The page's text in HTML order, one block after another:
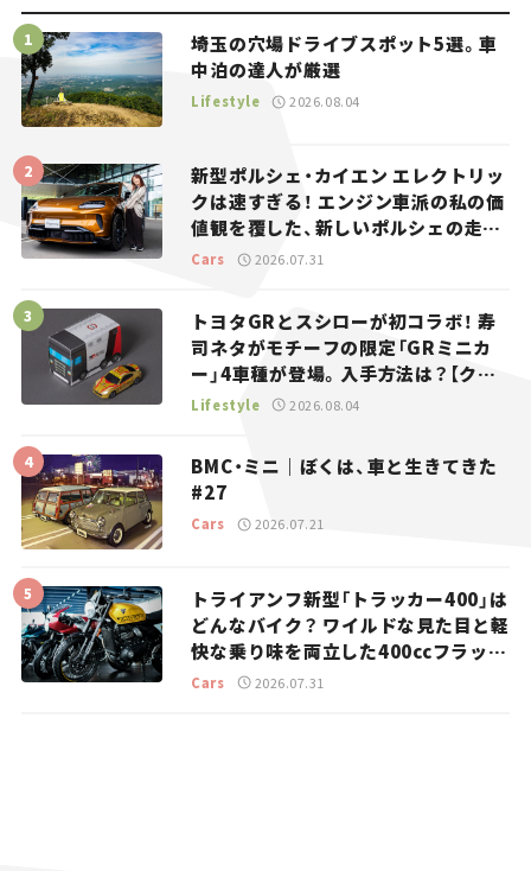
埼玉の穴場ドライブスポット5選。車
中泊の達人が厳選
Lifestyle 2026.08.04
新型ポルシェ・カイエン エレクトリッ
クは速すぎる！ エンジン車派の私の価
値観を覆した、新しいポルシェの走
り。
Cars 2026.07.31
トヨタGRとスシローが初コラボ！ 寿
司ネタがモチーフの限定「GRミニカ
ー」4車種が登場。入手方法は？【クル
マとホビー】
Lifestyle 2026.08.04
BMC・ミニ｜ぼくは、車と生きてきた
#27
Cars 2026.07.21
トライアンフ新型「トラッカー400」は
どんなバイク？ ワイルドな見た目と軽
快な乗り味を両立した400ccフラット
トラッカー【試乗レビュー】
Cars 2026.07.31